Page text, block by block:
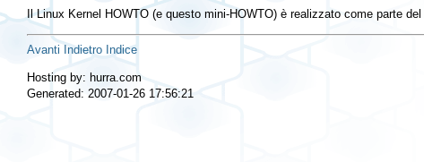
Il Linux Kernel HOWTO (e questo mini-HOWTO) è realizzato come parte del
Avanti Indietro Indice
Hosting by: hurra.com
Generated: 2007-01-26 17:56:21